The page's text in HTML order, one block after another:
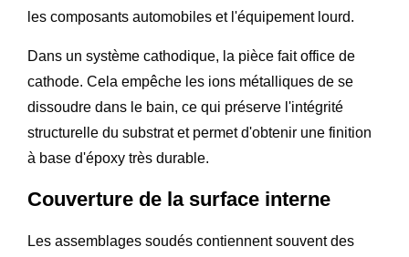
les composants automobiles et l'équipement lourd.
Dans un système cathodique, la pièce fait office de
cathode. Cela empêche les ions métalliques de se
dissoudre dans le bain, ce qui préserve l'intégrité
structurelle du substrat et permet d'obtenir une finition
à base d'époxy très durable.
Couverture de la surface interne
Les assemblages soudés contiennent souvent des